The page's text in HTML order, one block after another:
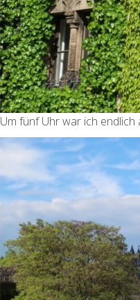
Um fünf Uhr war ich endlich